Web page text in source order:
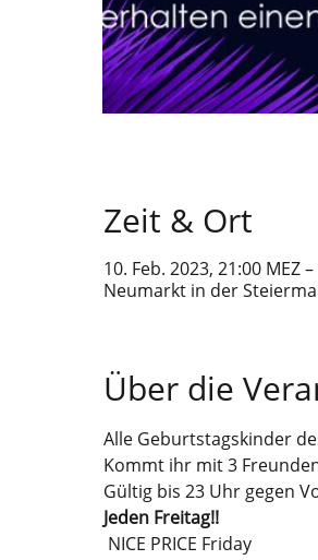
Zeit & Ort
10. Feb. 2023, 21:00 MEZ
Neumarkt in der
Über die
Alle Geburtstagskinder
Kommt ihr mit 3
Gültig bis 23 Uhr gegen
Jeden Freitag!!
NICE PRICE Friday